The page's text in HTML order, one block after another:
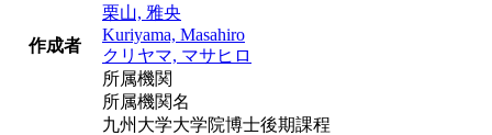
作成者
栗山, 雅央
Kuriyama, Masahiro
クリヤマ, マサヒロ
所属機関
所属機関名
九州大学大学院博士後期課程